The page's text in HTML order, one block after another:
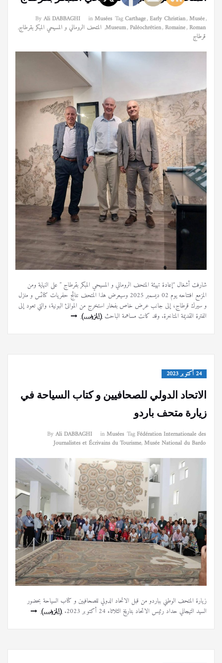
ByAli DABBAGHI inMusées TagCarthage,Early Christian,Musée,
Museum,Paléochrétien,Romaine,Roman
, المتحف الروماني و المسيحي المبكر بقرطاج,
قرطاج
شارفت أشغال “إعادة تهيئة المتحف الروماني و المسيحي المبكر بقرطاج ” على النهاية ومن
المزمع افتتاحه يوم 02 ديسمبر 2025 وسيعرض هذا المتحف نتائج حفريات كنائس و منزل
و سيرك قرطاج، إلى جانب عرض خاص بفخار استخرج من الموانئ البونية، والتي تعود إلى
الفترة القديمة المتاخرة. وقد كانت مساهمة الباحث(المزيد…)
24 أكتوبر 2023
الاتحاد الدولي للصحافيين و كتاب السياحة في
زيارة متحف باردو
ByAli DABBAGHI inMusées TagFédération Internationale des
Journalistes et Écrivains du Tourisme,Musée National du Bardo
زيارة المتحف الوطني بباردو من قبل الاتحاد الدولي للصحافيين و كتاب السياحة بحضور
السيد التيجاني حداد رئيس الاتحاد بتاريخ الثلاثاء 24 أكتوبر 2023. (المزيد…)